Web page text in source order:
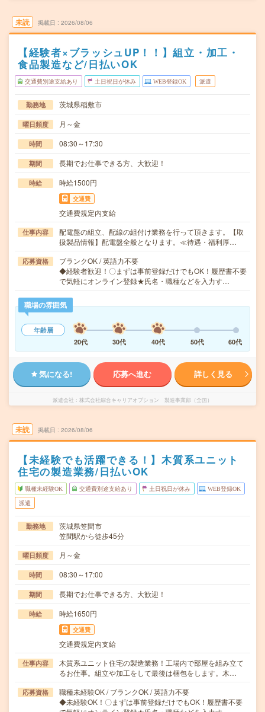
未読 掲載日 2026/08/06
【経験者×ブラッシュUP！！】組立・加工・
食品製造など/日払いOK
交通費別途支給あり 土日祝日が休み WEB登録OK 派遣
勤務地 茨城県稲敷市
曜日頻度 月～金
時間 08:30～17:30
期間 長期でお仕事できる方、大歓迎！
時給 時給1500円
交通費
交通費規定内支給
仕事内容
配電盤の組立、配線の組付け業務を行って頂きます。【取
扱製品情報】配電盤全般となります。≪待遇・福利厚…
応募資格
ブランクOK / 英語力不要
◆経験者歓迎！〇まずは事前登録だけでもOK！履歴書不要
で気軽にオンライン登録★氏名・職種などを入力す…
職場の雰囲気
年齢層
20代
30代 40代 50代 60代
気になる! 応募へ進む 詳しく見る
派遣会社 株式会社綜合キャリアオプション 製造事業部（全国）
未読 掲載日 2026/08/06
【未経験でも活躍できる！】木質系ユニット
住宅の製造業務/日払いOK
職種未経験OK 交通費別途支給あり 土日祝日が休み WEB登録OK
派遣
勤務地
茨城県笠間市
笠間駅から徒歩45分
曜日頻度 月～金
時間 08:30～17:00
期間 長期でお仕事できる方、大歓迎！
時給 時給1650円
交通費
交通費規定内支給
仕事内容
木質系ユニット住宅の製造業務！工場内で部屋を組み立て
るお仕事。組立や加工をして最後は梱包をします。木…
応募資格
職種未経験OK / ブランクOK / 英語力不要
◆未経験OK！〇まずは事前登録だけでもOK！履歴書不要